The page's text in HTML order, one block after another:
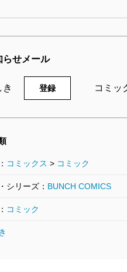
らせメール
き 登録 コミッ
コミックス > コミック
シリーズ： BUNCH COMICS
コミック
き